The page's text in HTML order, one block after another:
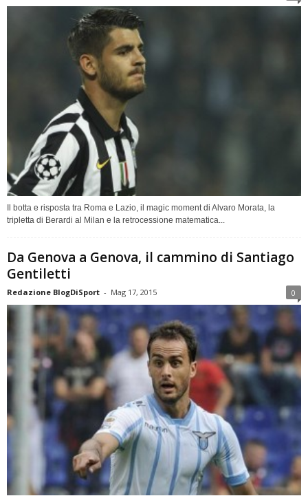
Il botta e risposta tra Roma e Lazio, il magic moment di Alvaro Morata, la
tripletta di Berardi al Milan e la retrocessione matematica...
Da Genova a Genova, il cammino di Santiago
Gentiletti
Redazione BlogDiSport - Mag 17, 2015 0